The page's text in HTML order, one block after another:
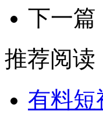
下一篇
推荐阅读
有料短